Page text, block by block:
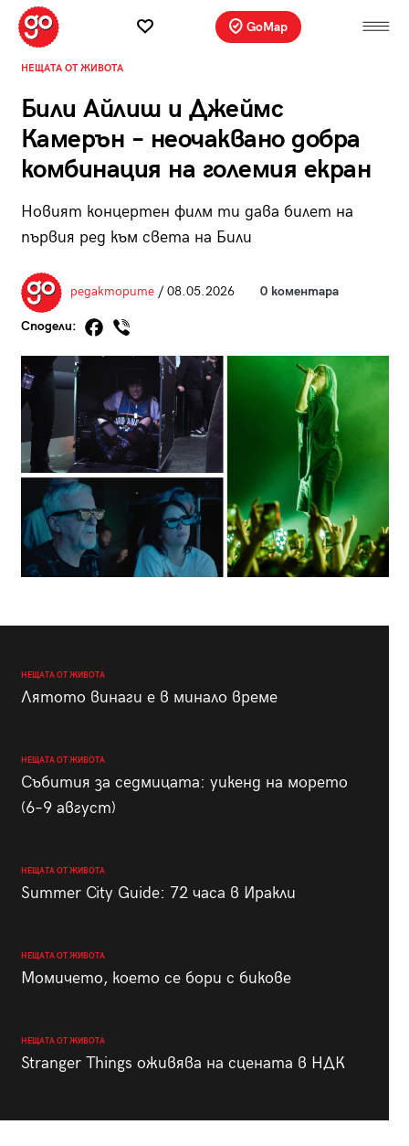
GoMap
НЕЩАТА ОТ ЖИВОТА
Били Айлиш и Джеймс
Камерън – неочаквано добра
комбинация на големия екран
Новият концертен филм ти дава билет на
първия ред към света на Били
редакторите/ 08.05.2026 0 коментара
Сподели:
НЕЩАТА ОТ ЖИВОТА
Лятото винаги е в минало време
НЕЩАТА ОТ ЖИВОТА
Събития за седмицата: уикенд на морето
(6–9 август)
НЕЩАТА ОТ ЖИВОТА
Summer City Guide: 72 часа в Иракли
НЕЩАТА ОТ ЖИВОТА
Момичето, което се бори с бикове
НЕЩАТА ОТ ЖИВОТА
Stranger Things оживява на сцената в НДК